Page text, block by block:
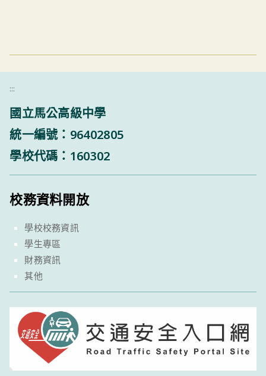
:::
國立馬公高級中學
統一編號：96402805
學校代碼：160302
校務資料開放
學校校務資訊
學生專區
財務資訊
其他